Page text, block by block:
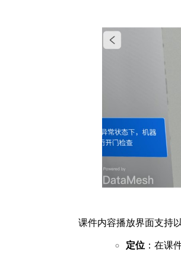
课件内容播放界面支持
定位 ：在课